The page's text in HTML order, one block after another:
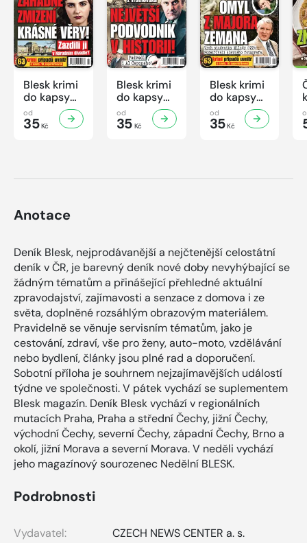
Blesk krimi
do kapsy
č.7/2026
od
35Kč
Blesk krimi
do kapsy
č.6/2026
od
35Kč
Blesk krimi
do kapsy
č.5/2026
od
35Kč
Anotace
Deník Blesk, nejprodávanější a nejčtenější celostátní
deník v ČR, je barevný deník nové doby nevyhýbající se
žádným tématům a přinášející přehledné aktuální
zpravodajství, zajímavosti a senzace z domova i ze
světa, doplněné rozsáhlým obrazovým materiálem.
Pravidelně se věnuje servisním tématům, jako je
cestování, zdraví, vše pro ženy, auto-moto, vzdělávání
nebo bydlení, články jsou plné rad a doporučení.
Sobotní příloha je souhrnem nejzajímavějších událostí
týdne ve společnosti. V pátek vychází se suplementem
Blesk magazín. Deník Blesk vychází v regionálních
mutacích Praha, Praha a střední Čechy, jižní Čechy,
východní Čechy, severní Čechy, západní Čechy, Brno a
okolí, jižní Morava a severní Morava. V neděli vychází
jeho magazínový sourozenec Nedělní BLESK.
Podrobnosti
Vydavatel:
CZECH NEWS CENTER a. s.